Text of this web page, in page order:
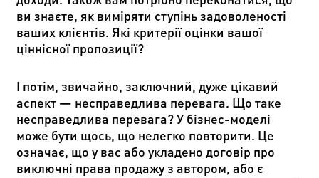
ви знаєте, як виміряти ступінь задоволеності
ваших клієнтів. Які критерії оцінки вашої
ціннісної пропозиції?
І потім, звичайно, заключний, дуже цікавий
аспект — несправедлива перевага. Що таке
несправедлива перевага? У бізнес-моделі
може бути щось, що нелегко повторити. Це
означає, що у вас або укладено договір про
виключні права продажу з автором, або є